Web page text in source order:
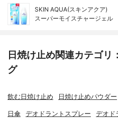
SKIN AQUA(スキンアクア)
スーパーモイスチャージェル
日焼け止め関連カテゴリ
グ
飲む日焼け止め 日焼け止めパウダー
日傘 デオドラントスプレー デオド